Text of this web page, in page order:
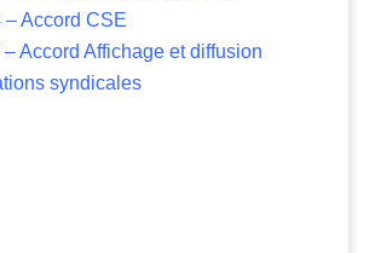
– Accord CSE
– Accord Affichage et diffusion
syndicales